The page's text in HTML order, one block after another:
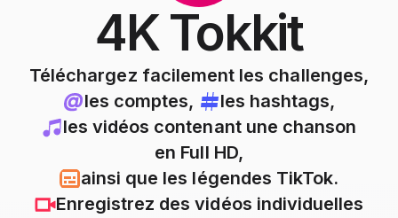
4K Tokkit
Téléchargez facilement les challenges,
les comptes,
les hashtags,
les vidéos contenant une chanson
en Full HD,
ainsi que les légendes TikTok.
Enregistrez des vidéos individuelles